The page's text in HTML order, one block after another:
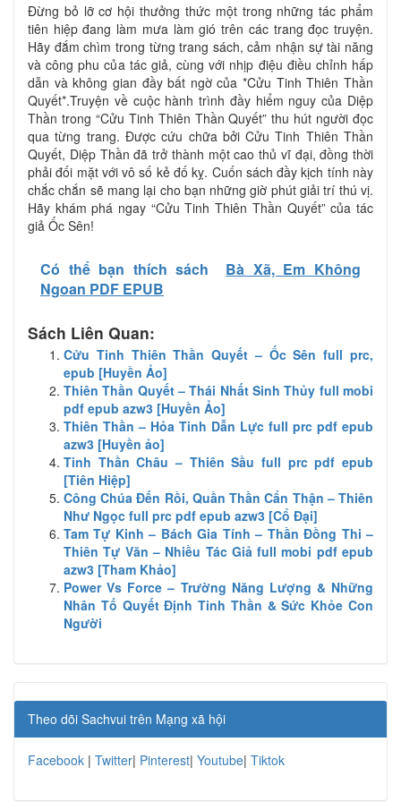
Đừng bỏ lỡ cơ hội thưởng thức một trong những tác phẩm
tiên hiệp đang làm mưa làm gió trên các trang đọc truyện.
Hãy đắm chìm trong từng trang sách, cảm nhận sự tài năng
và công phu của tác giả, cùng với nhịp điệu điều chỉnh hấp
dẫn và không gian đầy bất ngờ của *Cửu Tinh Thiên Thần
Quyết*.Truyện về cuộc hành trình đầy hiểm nguy của Diệp
Thần trong “Cửu Tinh Thiên Thần Quyết” thu hút người đọc
qua từng trang. Được cứu chữa bởi Cửu Tinh Thiên Thần
Quyết, Diệp Thần đã trở thành một cao thủ vĩ đại, đồng thời
phải đối mặt với vô số kẻ đố kỵ. Cuốn sách đầy kịch tính này
chắc chắn sẽ mang lại cho bạn những giờ phút giải trí thú vị.
Hãy khám phá ngay “Cửu Tinh Thiên Thần Quyết” của tác
giả Ốc Sên!
Có thể bạn thích sách
Bà Xã, Em Không
Ngoan PDF EPUB
Sách Liên Quan:
Cửu Tinh Thiên Thần Quyết – Ốc Sên full prc,
epub [Huyền Ảo]
Thiên Thần Quyết – Thái Nhất Sinh Thủy full mobi
pdf epub azw3 [Huyền Ảo]
Thiên Thần – Hỏa Tinh Dẫn Lực full prc pdf epub
azw3 [Huyền ảo]
Tinh Thần Châu – Thiên Sầu full prc pdf epub
[Tiên Hiệp]
Công Chúa Đến Rồi, Quần Thần Cẩn Thận – Thiên
Như Ngọc full prc pdf epub azw3 [Cổ Đại]
Tam Tự Kinh – Bách Gia Tính – Thần Đồng Thi –
Thiên Tự Văn – Nhiều Tác Giả full mobi pdf epub
azw3 [Tham Khảo]
Power Vs Force – Trường Năng Lượng & Những
Nhân Tố Quyết Định Tinh Thần & Sức Khỏe Con
Người
Theo dõi Sachvui trên Mạng xã hội
Facebook | Twitter| Pinterest| Youtube| Tiktok